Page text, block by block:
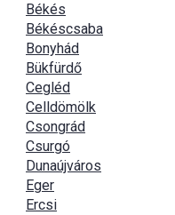
Békés
Békéscsaba
Bonyhád
Bükfürdő
Cegléd
Celldömölk
Csongrád
Csurgó
Dunaújváros
Eger
Ercsi